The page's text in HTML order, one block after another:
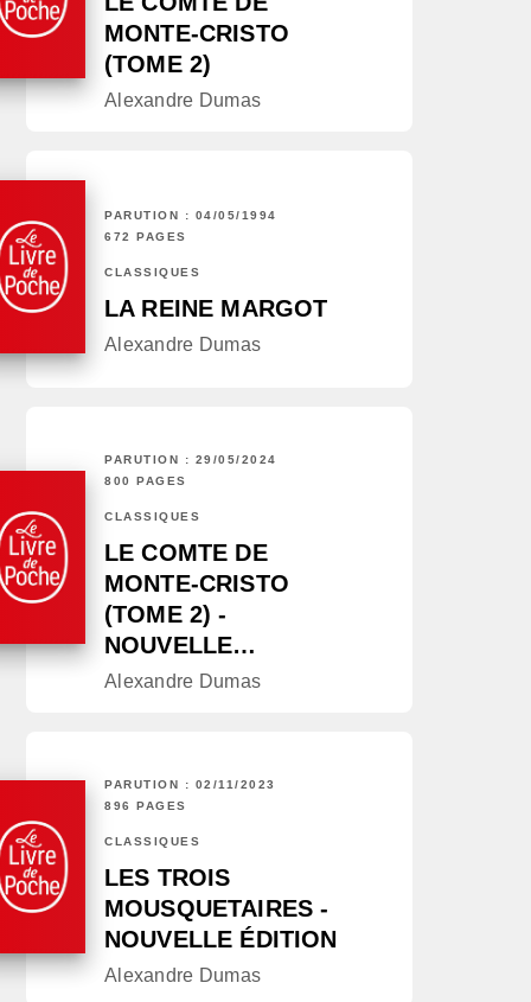
MONTE-CRISTO
(TOME 2)
Alexandre Dumas
PARUTION : 04/05/1994
672 PAGES
CLASSIQUES
LA REINE MARGOT
Alexandre Dumas
PARUTION : 29/05/2024
800 PAGES
CLASSIQUES
LE COMTE DE
MONTE-CRISTO
(TOME 2) -
NOUVELLE…
Alexandre Dumas
PARUTION : 02/11/2023
896 PAGES
CLASSIQUES
LES TROIS
MOUSQUETAIRES -
NOUVELLE ÉDITION
Alexandre Dumas